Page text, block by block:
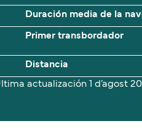
Duración media de la
Primer transbordador
Distancia
actualización 1 d’agost